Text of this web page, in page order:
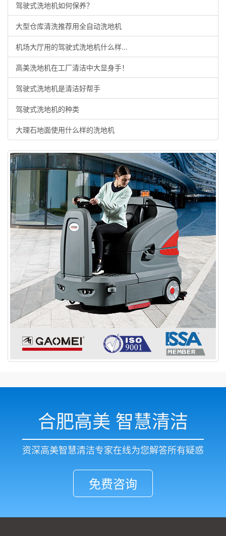
驾驶式洗地机如何保养？
大型仓库清洗推荐用全自动洗地机
机场大厅用的驾驶式洗地机什么样...
高美洗地机在工厂清洁中大显身手！
驾驶式洗地机是清洁好帮手
驾驶式洗地机的种类
大理石地面使用什么样的洗地机
合肥高美 智慧清洁
资深高美智慧清洁专家在线为您解答所有疑惑
免费咨询